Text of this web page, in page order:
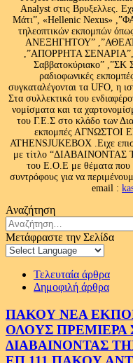
Analyst στις Βρυξελλες.
Μάτι”, «Hellenic Nexus»
τηλεοπτικών εκπομπών
ΑΝΕΞΗΓΗΤΟΥ”
,”ΑΠΟΡΡΗΤΑ
Σαββατοκύριακο”
ραδιοφωνικές
συγκαταλέγονται τα UFO, η
Στα συλλεκτικά του
νομίσματα και τα
του Γ.Ε.Σ στο κλάδο των
εκπομπές ΑΓΝΩΣΤΟΙ
ATHENSJUKEBOX .Ειχε
με τίτλο
του Ε.Ο.Ε με θέματα που
συντρόφους για να
email :
Αναζήτηση
Αναζήτηση
για:
Μετάφραστε την Σελίδα
Τελευταία άρθρα
Δημοφιλή άρθρα
ΠΑΚΟΥ ΝΕΑ
ΟΛΟΥΣ ΠΡΕΜΙΕΡΑ
ΔΙΑΒΑΙΝΟΝΤΑΣ